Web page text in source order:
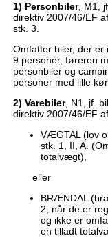
1) Personbiler, M1,
direktiv 2007/46/EF
stk. 3.
Omfatter biler, der er
9 personer, føreren
personbiler og
personer med lille
2) Varebiler, N1, jf.
direktiv 2007/46/EF
VÆGTAL (lov
stk. 1, II, A.
totalvægt),
eller
BRÆNDAL
2, når de er
og ikke er
en tilladt